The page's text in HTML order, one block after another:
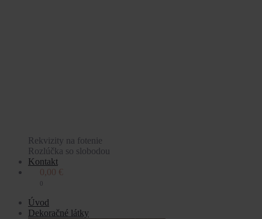
Rekvizity na fotenie
Rozlúčka so slobodou
Kontakt
0,00 €
0
Úvod
Dekoračné látky